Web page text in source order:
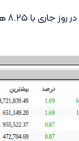
در روز جاری با 8.25 هزار واحد